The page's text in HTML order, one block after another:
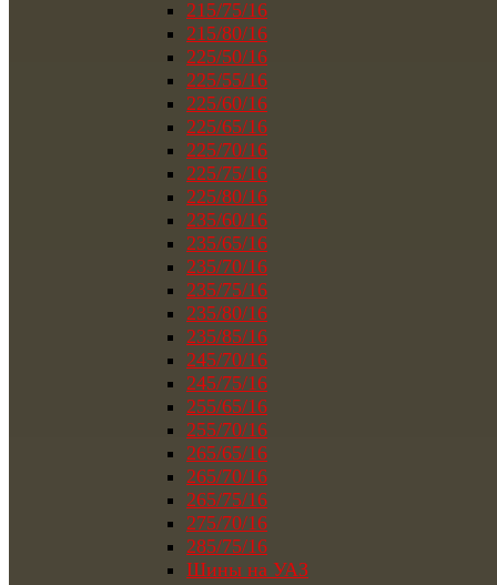
215/75/16
215/80/16
225/50/16
225/55/16
225/60/16
225/65/16
225/70/16
225/75/16
225/80/16
235/60/16
235/65/16
235/70/16
235/75/16
235/80/16
235/85/16
245/70/16
245/75/16
255/65/16
255/70/16
265/65/16
265/70/16
265/75/16
275/70/16
285/75/16
Шины на УАЗ